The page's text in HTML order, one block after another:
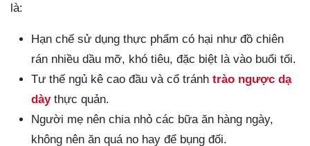
là:
Hạn chế sử dụng thực phẩm có hại như đồ chiên
rán nhiều dầu mỡ, khó tiêu, đặc biệt là vào buổi tối.
Tư thế ngủ kê cao đầu và cổ tránh trào ngược dạ
dàythực quản.
Người mẹ nên chia nhỏ các bữa ăn hàng ngày,
không nên ăn quá no hay để bụng đối.